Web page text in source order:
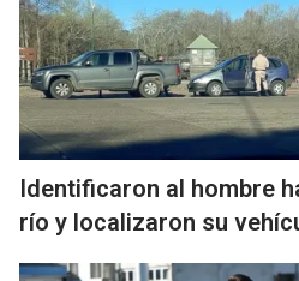
Identificaron al hombre
río y localizaron su